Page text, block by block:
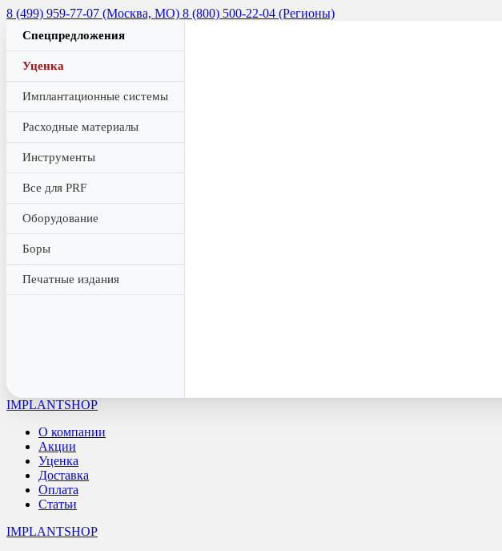
8 (499) 959-77-07 (Москва, МО) 8 (800) 500-22-04 (Регионы)
Спецпредложения
Уценка
Имплантационные системы
Расходные материалы
Инструменты
Все для PRF
Оборудование
Боры
Печатные издания
IMPLANTSHOP
О компании
Акции
Уценка
Доставка
Оплата
Статьи
IMPLANTSHOP